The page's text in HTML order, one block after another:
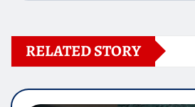
RELATED STORY